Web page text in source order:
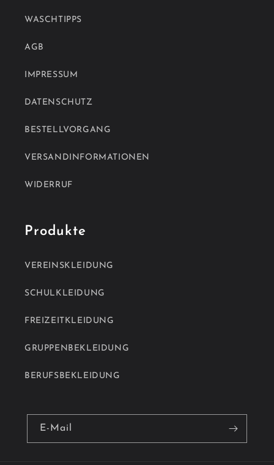
WASCHTIPPS
AGB
IMPRESSUM
DATENSCHUTZ
BESTELLVORGANG
VERSANDINFORMATIONEN
WIDERRUF
Produkte
VEREINSKLEIDUNG
SCHULKLEIDUNG
FREIZEITKLEIDUNG
GRUPPENBEKLEIDUNG
BERUFSBEKLEIDUNG
E-Mail